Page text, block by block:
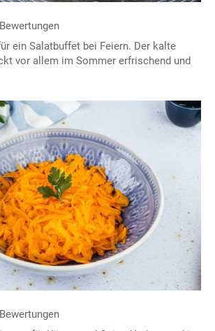
ein Salatbuffet bei Feiern. Der kalte
vor allem im Sommer erfrischend und